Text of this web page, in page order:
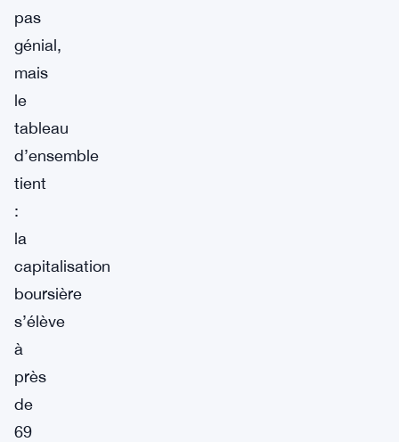
pas
génial,
mais
le
tableau
d’ensemble
tient
:
la
capitalisation
boursière
s’élève
à
près
de
69